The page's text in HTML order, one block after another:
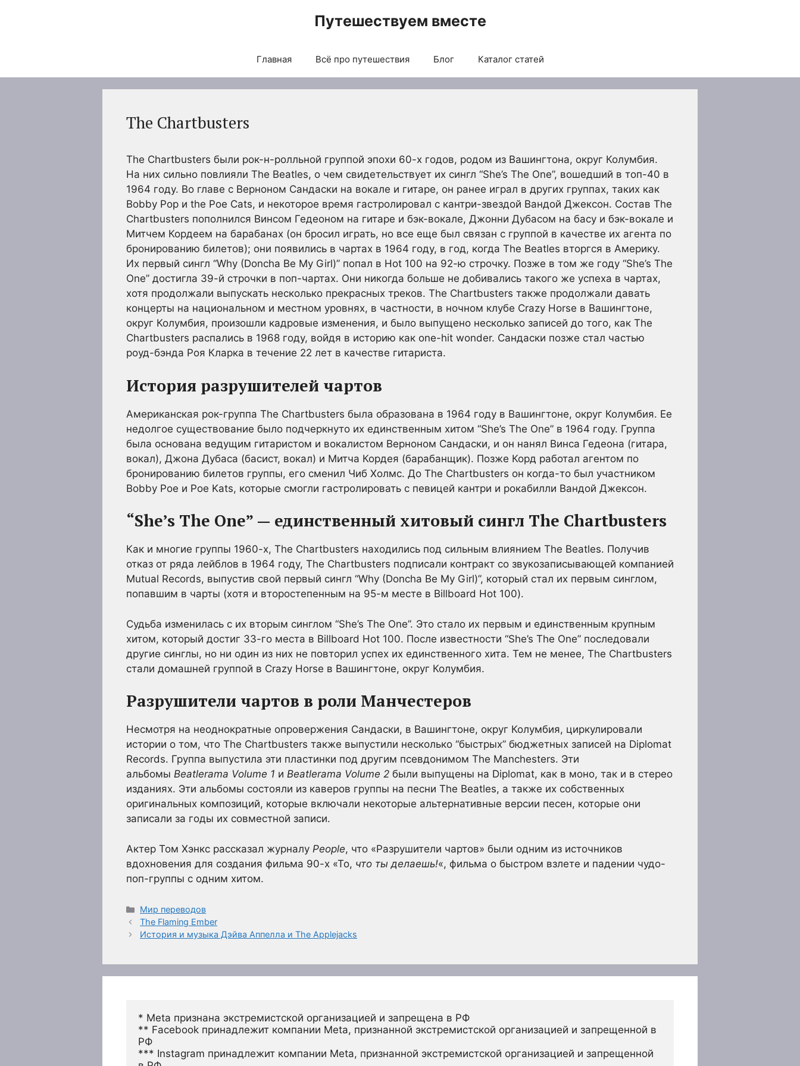
Путешествуем вместе
Главная Всё про путешествия Блог Каталог статей
The Chartbusters
The Chartbusters были рок-н-ролльной группой эпохи 60-х годов, родом из Вашингтона, округ Колумбия.
На них сильно повлияли The Beatles, о чем свидетельствует их сингл “She’s The One”, вошедший в топ-40 в
1964 году. Во главе с Верноном Сандаски на вокале и гитаре, он ранее играл в других группах, таких как
Bobby Pop и the Poe Cats, и некоторое время гастролировал с кантри-звездой Вандой Джексон. Состав The
Chartbusters пополнился Винсом Гедеоном на гитаре и бэк-вокале, Джонни Дубасом на басу и бэк-вокале и
Митчем Кордеем на барабанах (он бросил играть, но все еще был связан с группой в качестве их агента по
бронированию билетов); они появились в чартах в 1964 году, в год, когда The Beatles вторгся в Америку.
Их первый сингл “Why (Doncha Be My Girl)” попал в Hot 100 на 92-ю строчку. Позже в том же году “She’s The
One” достигла 39-й строчки в поп-чартах. Они никогда больше не добивались такого же успеха в чартах,
хотя продолжали выпускать несколько прекрасных треков. The Chartbusters также продолжали давать
концерты на национальном и местном уровнях, в частности, в ночном клубе Crazy Horse в Вашингтоне,
округ Колумбия, произошли кадровые изменения, и было выпущено несколько записей до того, как The
Chartbusters распались в 1968 году, войдя в историю как one-hit wonder. Сандаски позже стал частью
роуд-бэнда Роя Кларка в течение 22 лет в качестве гитариста.
История разрушителей чартов
Американская рок-группа The Chartbusters была образована в 1964 году в Вашингтоне, округ Колумбия. Ее
недолгое существование было подчеркнуто их единственным хитом “She’s The One” в 1964 году. Группа
была основана ведущим гитаристом и вокалистом Верноном Сандаски, и он нанял Винса Гедеона (гитара,
вокал), Джона Дубаса (басист, вокал) и Митча Кордея (барабанщик). Позже Корд работал агентом по
бронированию билетов группы, его сменил Чиб Холмс. До The Chartbusters он когда-то был участником
Bobby Poe и Poe Kats, которые смогли гастролировать с певицей кантри и рокабилли Вандой Джексон.
“She’s The One” — единственный хитовый сингл The Chartbusters
Как и многие группы 1960-х, The Chartbusters находились под сильным влиянием The Beatles. Получив
отказ от ряда лейблов в 1964 году, The Chartbusters подписали контракт со звукозаписывающей компанией
Mutual Records, выпустив свой первый сингл “Why (Doncha Be My Girl)”, который стал их первым синглом,
попавшим в чарты (хотя и второстепенным на 95-м месте в Billboard Hot 100).
Судьба изменилась с их вторым синглом “She’s The One”. Это стало их первым и единственным крупным
хитом, который достиг 33-го места в Billboard Hot 100. После известности “She’s The One” последовали
другие синглы, но ни один из них не повторил успех их единственного хита. Тем не менее, The Chartbusters
стали домашней группой в Crazy Horse в Вашингтоне, округ Колумбия.
Разрушители чартов в роли Манчестеров
Несмотря на неоднократные опровержения Сандаски, в Вашингтоне, округ Колумбия, циркулировали
истории о том, что The Chartbusters также выпустили несколько “быстрых” бюджетных записей на Diplomat
Records. Группа выпустила эти пластинки под другим псевдонимом The Manchesters. Эти
альбомы Beatlerama Volume 1 и Beatlerama Volume 2 были выпущены на Diplomat, как в моно, так и в стерео
изданиях. Эти альбомы состояли из каверов группы на песни The Beatles, а также их собственных
оригинальных композиций, которые включали некоторые альтернативные версии песен, которые они
записали за годы их совместной записи.
Актер Том Хэнкс рассказал журналу People, что «Разрушители чартов» были одним из источников
вдохновения для создания фильма 90-х «То, что ты делаешь!«, фильма о быстром взлете и падении чудо-
поп-группы с одним хитом.
Рубрики
Мир переводов
The Flaming Ember
История и музыка Дэйва Аппелла и The Applejacks
* Meta признана экстремистской организацией и запрещена в РФ
** Facebook принадлежит компании Meta, признанной экстремистской организацией и запрещенной в
РФ
*** Instagram принадлежит компании Meta, признанной экстремистской организацией и запрещенной